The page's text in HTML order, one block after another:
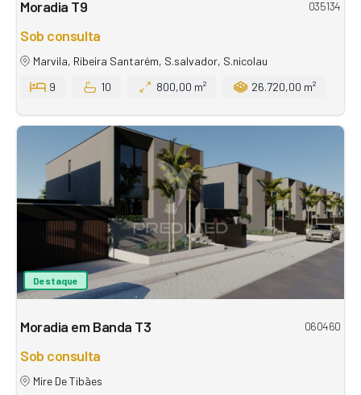
Moradia T9 035134
Sob consulta
Marvila, Ribeira Santarém, S.salvador, S.nicolau
9
10 800,00 m² 26.720,00 m²
Destaque
Moradia em Banda T3 060460
Sob consulta
Mire De Tibães